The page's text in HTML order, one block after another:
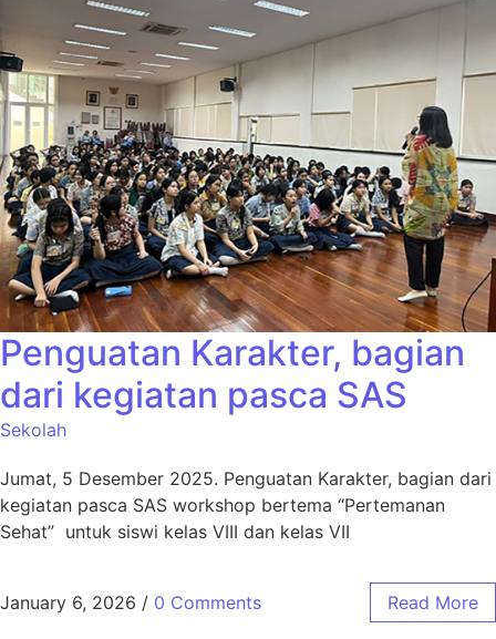
Penguatan Karakter, bagian
dari kegiatan pasca SAS
Sekolah
Jumat, 5 Desember 2025. Penguatan Karakter, bagian dari
kegiatan pasca SAS workshop bertema “Pertemanan
Sehat” untuk siswi kelas VIII dan kelas VII
January 6, 2026 / 0 Comments Read More